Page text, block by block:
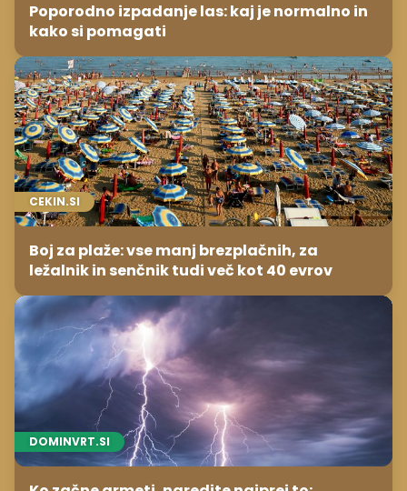
Poporodno izpadanje las: kaj je normalno in
kako si pomagati
CEKIN.SI
Boj za plaže: vse manj brezplačnih, za
ležalnik in senčnik tudi več kot 40 evrov
DOMINVRT.SI